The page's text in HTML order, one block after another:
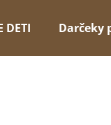
DETI Darčeky